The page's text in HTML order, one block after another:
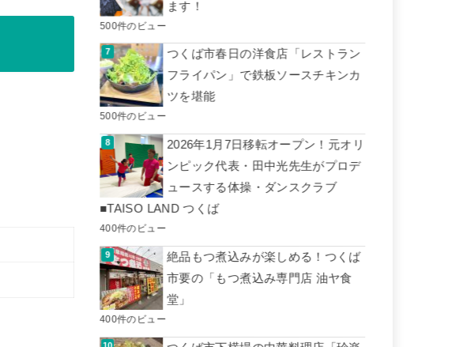
ます！
500件のビュー
つくば市春日の洋食店「レストラン
フライパン」で鉄板ソースチキンカ
ツを堪能
500件のビュー
2026年1月7日移転オープン！元オリ
ンピック代表・田中光先生がプロデ
ュースする体操・ダンスクラブ
■TAISO LAND つくば
400件のビュー
絶品もつ煮込みが楽しめる！つくば
市要の「もつ煮込み専門店 油ヤ食
堂」
400件のビュー